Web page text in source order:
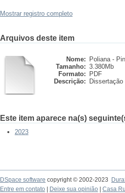
Mostrar registro completo
Arquivos deste item
Nome:
Poliana -
Tamanho: 3.380Mb
Formato:
PDF
Descrição:
Dissertação
Este item aparece na(s)
2023
DSpace software copyright © 2002-2023
Entre em contato
Deixe sua opinião Casa